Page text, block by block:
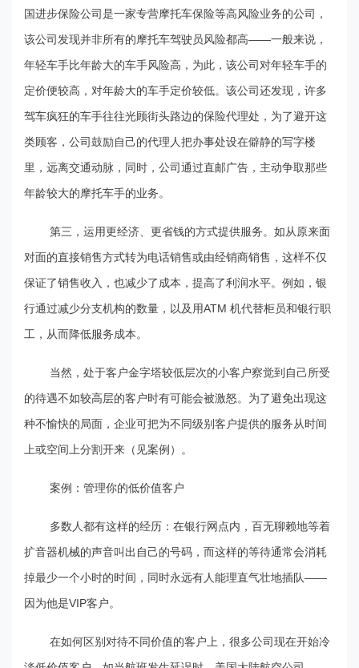
国进步保险公司是一家专营摩托车保险等高风险业务的公司，
该公司发现并非所有的摩托车驾驶员风险都高——一般来说，
年轻车手比年龄大的车手风险高，为此，该公司对年轻车手的
定价便较高，对年龄大的车手定价较低。该公司还发现，许多
驾车疯狂的车手往往光顾街头路边的保险代理处，为了避开这
类顾客，公司鼓励自己的代理人把办事处设在僻静的写字楼
里，远离交通动脉，同时，公司通过直邮广告，主动争取那些
年龄较大的摩托车手的业务。
第三，运用更经济、更省钱的方式提供服务。如从原来面
对面的直接销售方式转为电话销售或由经销商销售，这样不仅
保证了销售收入，也减少了成本，提高了利润水平。例如，银
行通过减少分支机构的数量，以及用ATM 机代替柜员和银行职
工，从而降低服务成本。
当然，处于客户金字塔较低层次的小客户察觉到自己所受
的待遇不如较高层的客户时有可能会被激怒。为了避免出现这
种不愉快的局面，企业可把为不同级别客户提供的服务从时间
上或空间上分割开来（见案例）。
案例：管理你的低价值客户
多数人都有这样的经历：在银行网点内，百无聊赖地等着
扩音器机械的声音叫出自己的号码，而这样的等待通常会消耗
掉最少一个小时的时间，同时永远有人能理直气壮地插队——
因为他是VIP客户。
在如何区别对待不同价值的客户上，很多公司现在开始冷